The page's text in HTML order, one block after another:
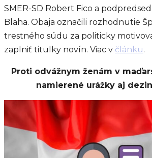
SMER-SD Robert Fico a
Blaha. Obaja označili rozhodnutie
trestného súdu za politicky
zaplniť titulky novín. Viac v článku.
Proti odvážnym ženám v
namierené urážky aj